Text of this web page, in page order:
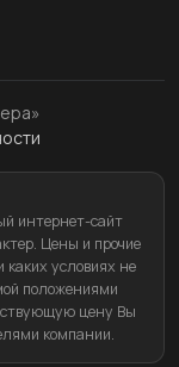
интернет-сайт
Цены и прочие
условиях не
положениями
цену Вы
компании.